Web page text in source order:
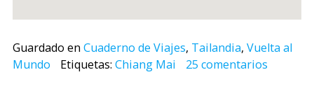
Guardado en Cuaderno de Viajes, Tailandia, Vuelta al
Mundo
Etiquetas: Chiang Mai 25 comentarios